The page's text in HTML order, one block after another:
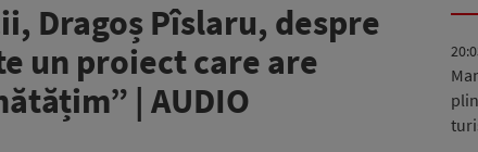
Dragoș Pîslaru, despre
un proiect care are
| AUDIO